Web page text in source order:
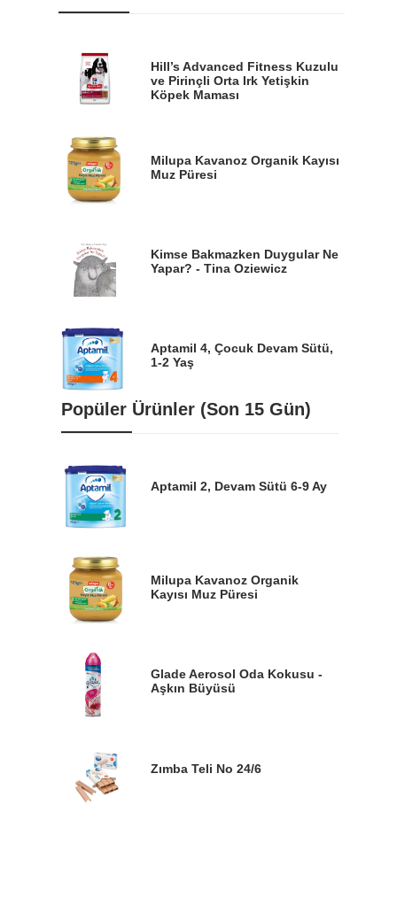
Hill’s Advanced Fitness Kuzulu
ve Pirinçli Orta Irk Yetişkin
Köpek Maması
Milupa Kavanoz Organik Kayısı
Muz Püresi
Kimse Bakmazken Duygular Ne
Yapar? - Tina Oziewicz
Aptamil 4, Çocuk Devam Sütü,
1-2 Yaş
Popüler Ürünler (Son 15 Gün)
Aptamil 2, Devam Sütü 6-9 Ay
Milupa Kavanoz Organik
Kayısı Muz Püresi
Glade Aerosol Oda Kokusu -
Aşkın Büyüsü
Zımba Teli No 24/6